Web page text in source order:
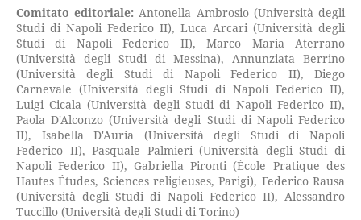
Comitato editoriale: Antonella Ambrosio (Università degli
Studi di Napoli Federico II), Luca Arcari (Università degli
Studi di Napoli Federico II), Marco Maria Aterrano
(Università degli Studi di Messina), Annunziata Berrino
(Università degli Studi di Napoli Federico II), Diego
Carnevale (Università degli Studi di Napoli Federico II),
Luigi Cicala (Università degli Studi di Napoli Federico II),
Paola D'Alconzo (Università degli Studi di Napoli Federico
II), Isabella D'Auria (Università degli Studi di Napoli
Federico II), Pasquale Palmieri (Università degli Studi di
Napoli Federico II), Gabriella Pironti (École Pratique des
Hautes Études, Sciences religieuses, Parigi), Federico Rausa
(Università degli Studi di Napoli Federico II), Alessandro
Tuccillo (Università degli Studi di Torino)